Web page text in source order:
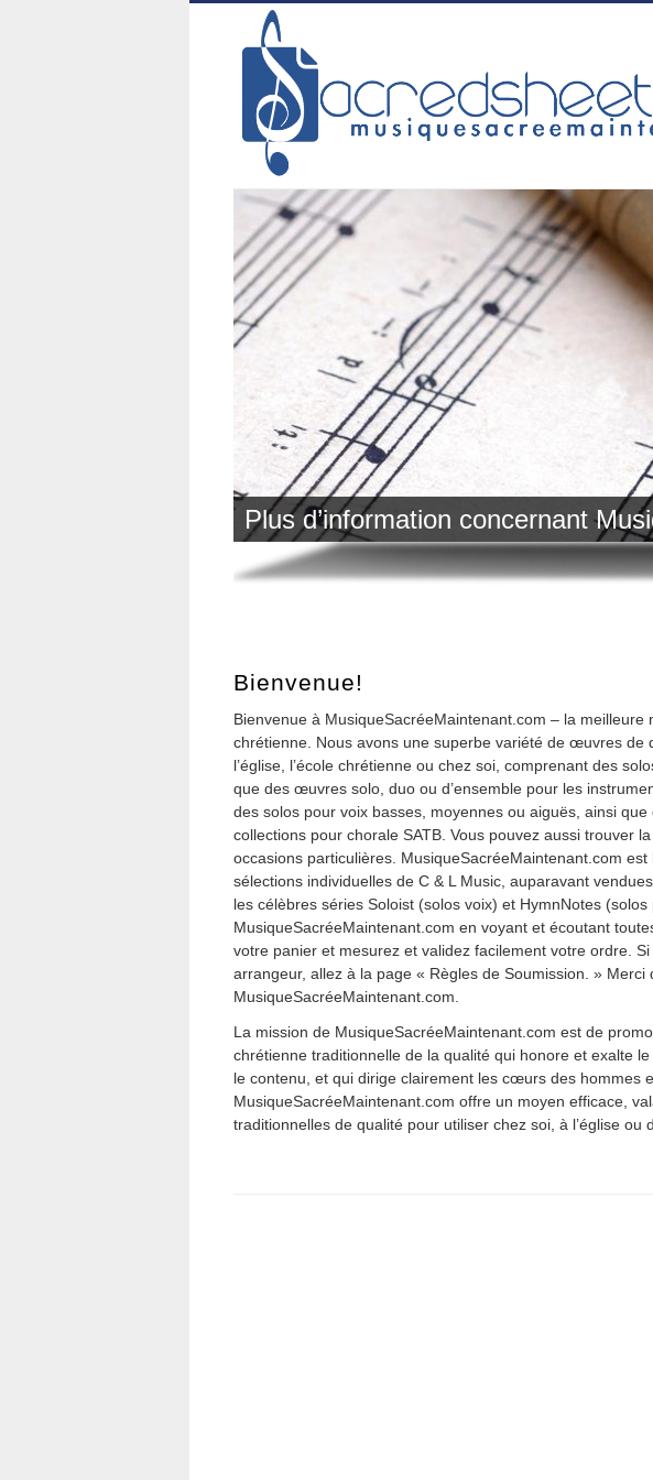
Plus d’information concernant
Bienvenue!
Bienvenue à MusiqueSacréeMaintenant.com – la meilleure
chrétienne. Nous avons une superbe variété de œuvres de
l’église, l’école chrétienne ou chez soi, comprenant des
que des œuvres solo, duo ou d’ensemble pour les
des solos pour voix basses, moyennes ou aiguës, ainsi
collections pour chorale SATB. Vous pouvez aussi trouver
occasions particulières. MusiqueSacréeMaintenant.com
sélections individuelles de C & L Music, auparavant
les célèbres séries Soloist (solos voix) et HymnNotes
MusiqueSacréeMaintenant.com en voyant et écoutant
votre panier et mesurez et validez facilement votre ordre.
arrangeur, allez à la page « Règles de Soumission. » Merci
MusiqueSacréeMaintenant.com.
La mission de MusiqueSacréeMaintenant.com est de
chrétienne traditionnelle de la qualité qui honore et exalte
le contenu, et qui dirige clairement les cœurs des hommes
MusiqueSacréeMaintenant.com offre un moyen efficace,
traditionnelles de qualité pour utiliser chez soi, à l’église ou